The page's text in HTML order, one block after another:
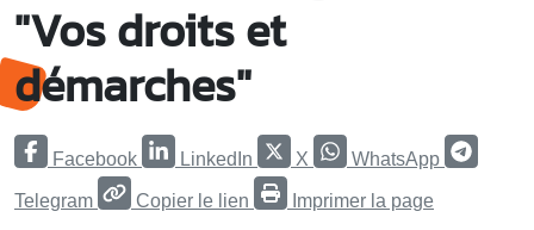
"Vos droits et
démarches"
Facebook LinkedIn X WhatsApp
Telegram Copier le lien Imprimer la page